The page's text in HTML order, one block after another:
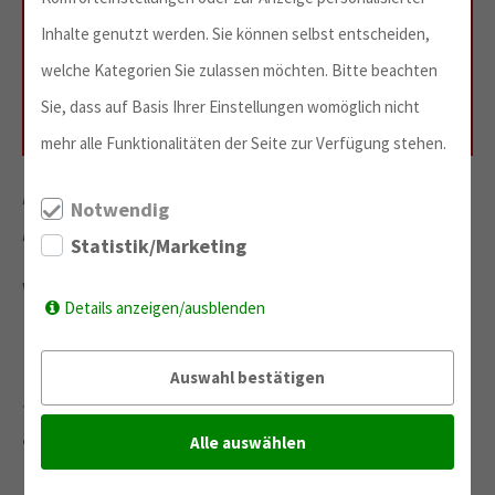
Bundesland
Sachsen
HOCHSCHUL­INFORMATIONSTAG Sachsen:
Frühjahr 2024
Wie geht es weiter nach dem Studienkolleg?
Welche Hochschule ist die richtige für mich
und welcher Studiengang passt zu mir?
Jedes Jahr im Frühjahr öffnen in Sachsen
am
Tag der offenen Hochschultür
Hochschulen und Universitäten ihre Türen
Inhalte genutzt werden. Sie können selbst entscheiden,
welche Kategorien Sie zulassen möchten. Bitte beachten
Sie, dass auf Basis Ihrer Einstellungen womöglich nicht
mehr alle Funktionalitäten der Seite zur Verfügung stehen.
Notwendig
Statistik/Marketing
Details anzeigen/ausblenden
Auswahl bestätigen
Alle auswählen